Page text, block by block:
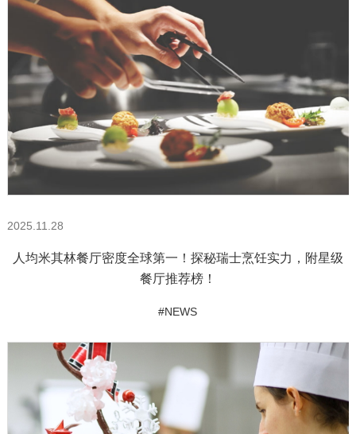
2025.11.28
人均米其林餐厅密度全球第一！探秘瑞士烹饪实力，附星级
餐厅推荐榜！
#NEWS